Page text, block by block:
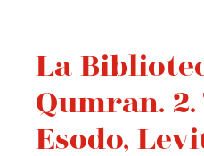
La
Qumran. 2.
Esodo,